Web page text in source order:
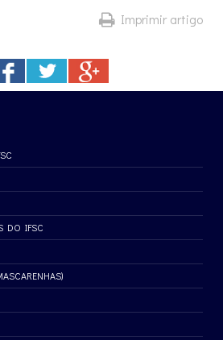
Imprimir artigo
DO IFSC